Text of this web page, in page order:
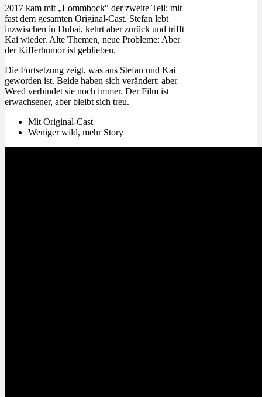
2017 kam mit „Lommbock“ der zweite Teil: mit
fast dem gesamten Original-Cast. Stefan lebt
inzwischen in Dubai, kehrt aber zurück und trifft
Kai wieder. Alte Themen, neue Probleme: Aber
der Kifferhumor ist geblieben.
Die Fortsetzung zeigt, was aus Stefan und Kai
geworden ist. Beide haben sich verändert: aber
Weed verbindet sie noch immer. Der Film ist
erwachsener, aber bleibt sich treu.
Mit Original-Cast
Weniger wild, mehr Story